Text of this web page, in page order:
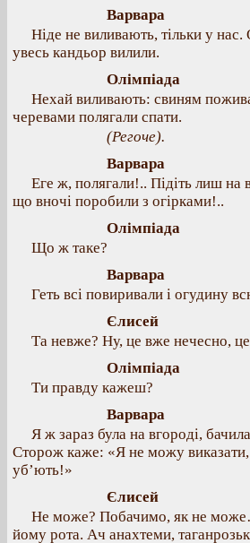
Варвара
Ніде не виливають, тільки у нас.
увесь кандьор вилили.
Олімпіада
Нехай виливають: свиням
черевами полягали спати.
(Регоче).
Варвара
Еге ж, полягали!.. Підіть лиш на
що вночі поробили з огірками!..
Олімпіада
Що ж таке?
Варвара
Геть всі повиривали і огудину
Єлисей
Та невже? Ну, це вже нечесно,
Олімпіада
Ти правду кажеш?
Варвара
Я ж зараз була на вгороді,
Сторож каже: «Я не можу
уб’ють!»
Єлисей
Не може? Побачимо, як не
йому рота. Ач анахтеми,